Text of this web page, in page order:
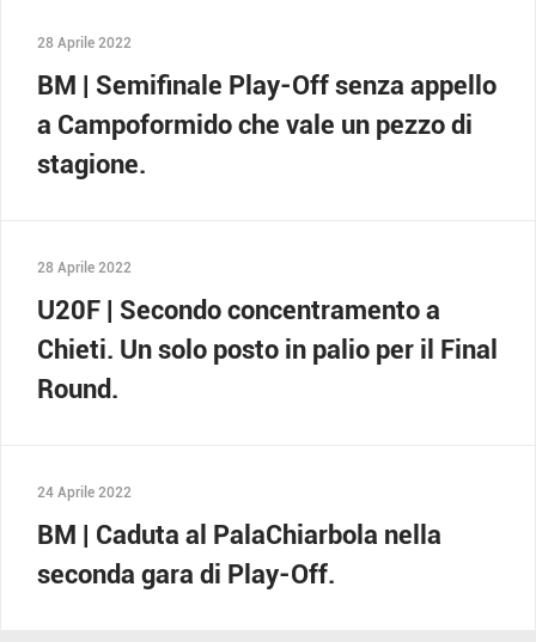
28 Aprile 2022
BM | Semifinale Play-Off senza appello
a Campoformido che vale un pezzo di
stagione.
28 Aprile 2022
U20F | Secondo concentramento a
Chieti. Un solo posto in palio per il Final
Round.
24 Aprile 2022
BM | Caduta al PalaChiarbola nella
seconda gara di Play-Off.